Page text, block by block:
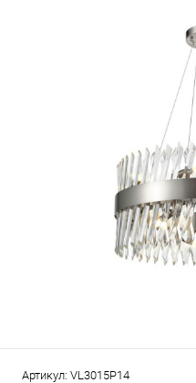
Артикул: VL3015P14